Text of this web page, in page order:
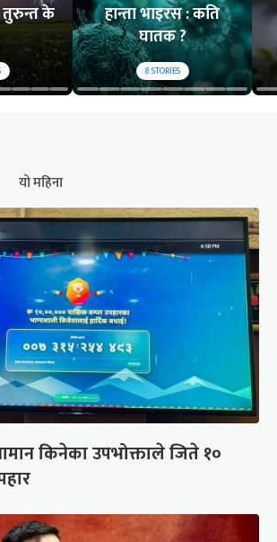
तुरुन्त के
हान्ता भाइरस : कति
घातक ?
8STORIES
यो महिना
किनेका उपभोक्ताले जिते १०